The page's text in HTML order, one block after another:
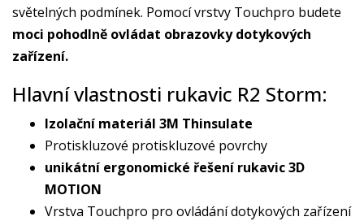
světelných podmínek. Pomocí vrstvy Touchpro budete
moci pohodlně ovládat obrazovky dotykových
zařízení.
Hlavní vlastnosti rukavic R2 Storm:
Izolační materiál 3M Thinsulate
Protiskluzové protiskluzové povrchy
unikátní ergonomické řešení rukavic 3D
MOTION
Vrstva Touchpro pro ovládání dotykových zařízení